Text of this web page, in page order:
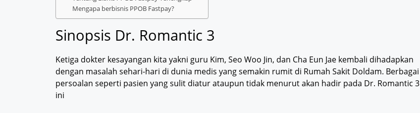
Mengapa berbisnis PPOB Fastpay?
Sinopsis Dr. Romantic 3
Ketiga dokter kesayangan kita yakni guru Kim, Seo Woo Jin, dan Cha Eun Jae kembali dihadapkan
dengan masalah sehari-hari di dunia medis yang semakin rumit di Rumah Sakit Doldam. Berbagai
persoalan seperti pasien yang sulit diatur ataupun tidak menurut akan hadir pada Dr. Romantic 3
ini